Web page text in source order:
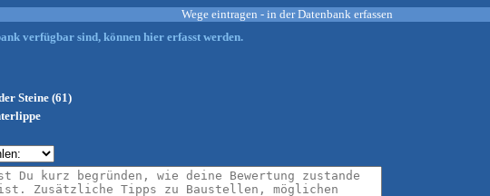
Wege eintragen - in der Datenbank erfassen
verfügbar sind, können hier erfasst werden.
Steine (61)